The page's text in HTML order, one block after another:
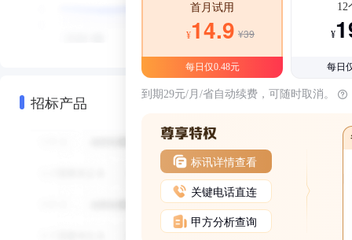
招标产品
首月试用
¥14.9 ¥39
每日仅0.48元
12
¥
每日
到期29元/月/省自动续费，可随时取消。
标讯详情查看
关键电话直连
甲方分析查询